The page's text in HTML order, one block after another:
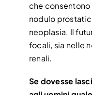
che
nodulo
neoplasia. Il
focali, sia nelle
renali.
Se dovesse